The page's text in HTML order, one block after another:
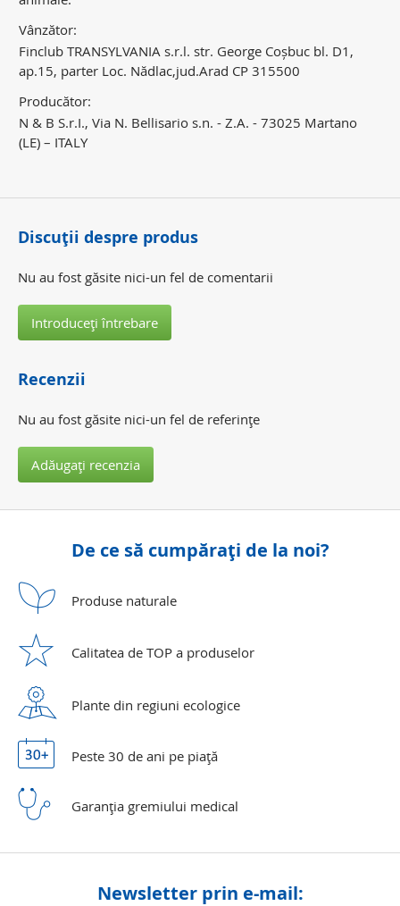
Vânzător:
Finclub TRANSYLVANIA s.r.l. str. George Coșbuc bl. D1,
ap.15, parter Loc. Nădlac,jud.Arad CP 315500
Producător:
N & B S.r.I., Via N. Bellisario s.n. - Z.A. - 73025 Martano
(LE) – ITALY
Discuţii despre produs
Nu au fost găsite nici-un fel de comentarii
Introduceţi întrebare
Recenzii
Nu au fost găsite nici-un fel de referinţe
Adăugaţi recenzia
De ce să cumpăraţi de la noi?
Produse naturale
Calitatea de TOP a produselor
Plante din regiuni ecologice
Peste 30 de ani pe piaţă
Garanţia gremiului medical
Newsletter prin e-mail: